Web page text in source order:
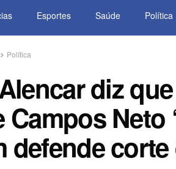
Esportes Saúde Política
Política
diz
Campos
defende